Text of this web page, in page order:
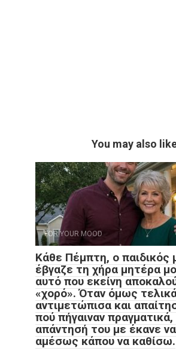
You may also
FOR YOUR MOOD
Κάθε Πέμπτη, ο παιδικός
έβγαζε τη χήρα μητέρα
αυτό που εκείνη
«χορό». Όταν όμως
αντιμετώπισα και
πού πήγαιναν πραγματικά,
απάντησή του με έκανε
αμέσως κάπου να καθίσω.